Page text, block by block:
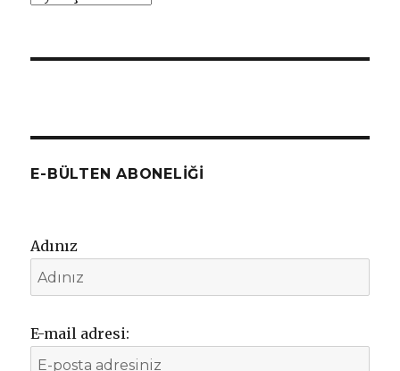
E-BÜLTEN ABONELIĞI
Adınız
E-mail adresi: